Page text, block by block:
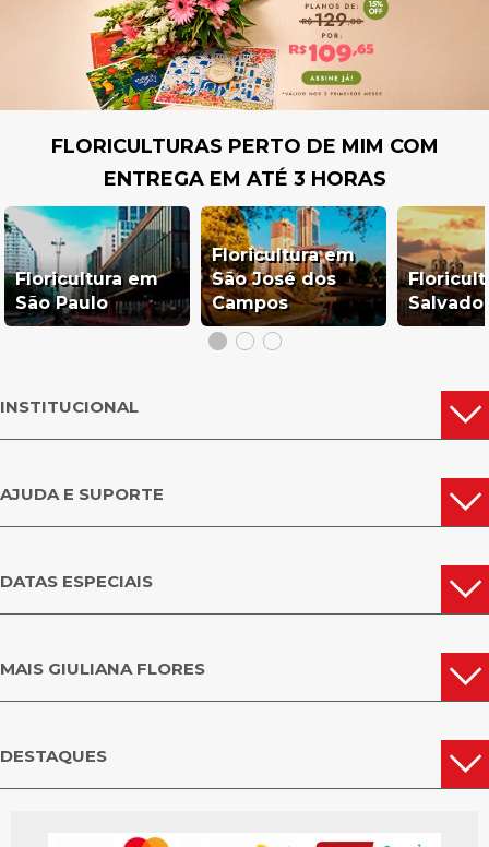
FLORICULTURAS PERTO DE MIM COM
ENTREGA EM ATÉ 3 HORAS
Floricultura em
São Paulo
Floricultura em
São José dos
Campos
INSTITUCIONAL
AJUDA E SUPORTE
DATAS ESPECIAIS
MAIS GIULIANA FLORES
DESTAQUES